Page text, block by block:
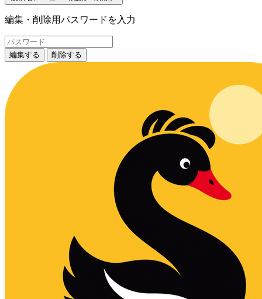
編集・削除用パスワードを入力
編集する 削除する